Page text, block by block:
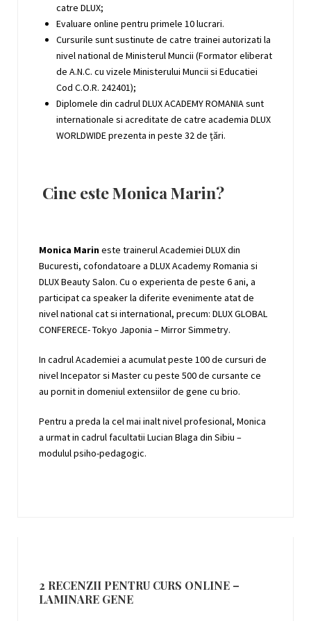
catre DLUX;
Evaluare online pentru primele 10 lucrari.
Cursurile sunt sustinute de catre trainei autorizati la
nivel national de Ministerul Muncii (Formator eliberat
de A.N.C. cu vizele Ministerului Muncii si Educatiei
Cod C.O.R. 242401);
Diplomele din cadrul DLUX ACADEMY ROMANIA sunt
internationale si acreditate de catre academia DLUX
WORLDWIDE prezenta in peste 32 de țări.
Cine este Monica Marin?
Monica Marineste trainerul Academiei DLUX din
Bucuresti, cofondatoare a DLUX Academy Romania si
DLUX Beauty Salon. Cu o experienta de peste 6 ani, a
participat ca speaker la diferite evenimente atat de
nivel national cat si international, precum: DLUX GLOBAL
CONFERECE- Tokyo Japonia – Mirror Simmetry.
In cadrul Academiei a acumulat peste 100 de cursuri de
nivel Incepator si Master cu peste 500 de cursante ce
au pornit in domeniul extensiilor de gene cu brio.
Pentru a preda la cel mai inalt nivel profesional, Monica
a urmat in cadrul facultatii Lucian Blaga din Sibiu –
modulul psiho-pedagogic.
2 RECENZII PENTRU CURS ONLINE –
LAMINARE GENE